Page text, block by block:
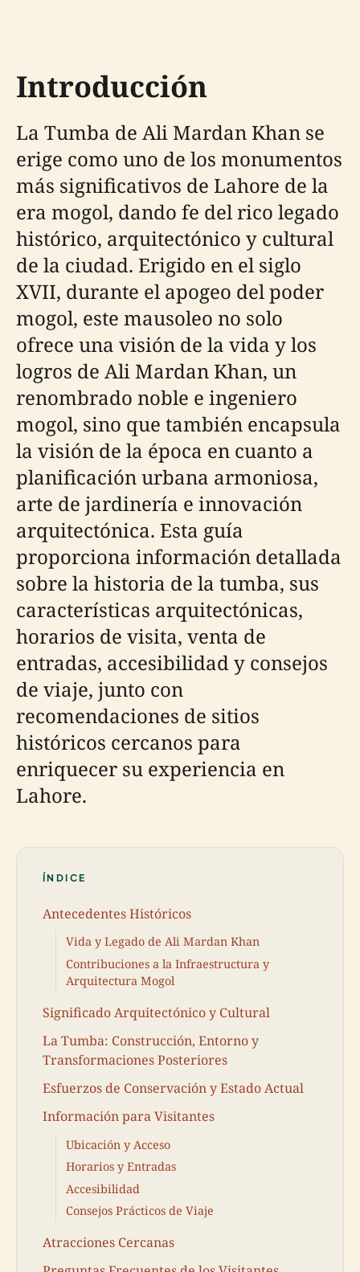
Introducción
La Tumba de Ali Mardan Khan se
erige como uno de los monumentos
más significativos de Lahore de la
era mogol, dando fe del rico legado
histórico, arquitectónico y cultural
de la ciudad. Erigido en el siglo
XVII, durante el apogeo del poder
mogol, este mausoleo no solo
ofrece una visión de la vida y los
logros de Ali Mardan Khan, un
renombrado noble e ingeniero
mogol, sino que también encapsula
la visión de la época en cuanto a
planificación urbana armoniosa,
arte de jardinería e innovación
arquitectónica. Esta guía
proporciona información detallada
sobre la historia de la tumba, sus
características arquitectónicas,
horarios de visita, venta de
entradas, accesibilidad y consejos
de viaje, junto con
recomendaciones de sitios
históricos cercanos para
enriquecer su experiencia en
Lahore.
ÍNDICE
Antecedentes Históricos
Vida y Legado de Ali Mardan Khan
Contribuciones a la Infraestructura y
Arquitectura Mogol
Significado Arquitectónico y Cultural
La Tumba: Construcción, Entorno y
Transformaciones Posteriores
Esfuerzos de Conservación y Estado Actual
Información para Visitantes
Ubicación y Acceso
Horarios y Entradas
Accesibilidad
Consejos Prácticos de Viaje
Atracciones Cercanas